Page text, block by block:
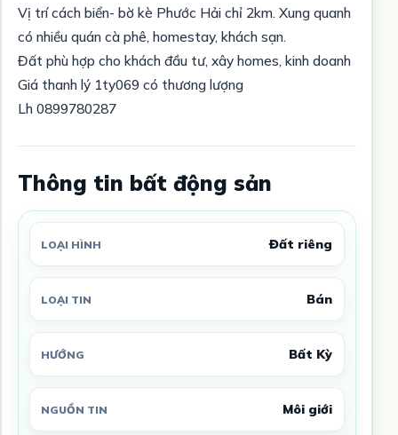
Vị trí cách biển- bờ kè Phước Hải chỉ 2km. Xung quanh
có nhiều quán cà phê, homestay, khách sạn.
Đất phù hợp cho khách đầu tư, xây homes, kinh doanh
Giá thanh lý 1ty069 có thương lượng
Lh 0899780287
Thông tin bất động sản
LOẠI HÌNH Đất riêng
LOẠI TIN Bán
HƯỚNG Bất Kỳ
NGUỒN TIN Môi giới